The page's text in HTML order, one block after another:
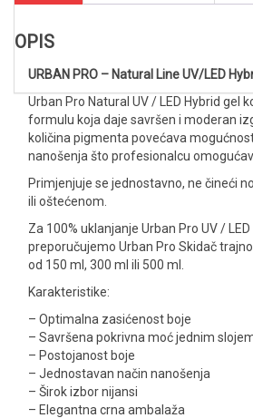
OPIS
URBAN PRO – Natural Line UV/LED
Urban Pro Natural UV / LED Hybrid gel
formulu koja daje savršen i moderan
količina pigmenta povećava
nanošenja što profesionalcu
Primjenjuje se jednostavno, ne čineći
ili oštećenom.
Za 100% uklanjanje Urban Pro UV /
preporučujemo Urban Pro Skidač
od 150 ml, 300 ml ili 500 ml.
Karakteristike:
– Optimalna zasićenost boje
– Savršena pokrivna moć jednim
– Postojanost boje
– Jednostavan način nanošenja
– Širok izbor nijansi
– Elegantna crna ambalaža